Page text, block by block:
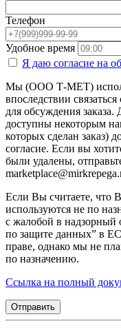
Телефон
Удобное время
Я даю согласие на
Мы (ООО Т-МЕТ)
впоследствии
для обсуждения
доступны некоторым
которых сделан заказ)
согласие. Если вы
были удалены,
Если Вы считаете, что
используются не по
с жалобой в надзорный
по защите данных” в
праве, однако мы не
по назначению.
Ссылка на полный
Отправить